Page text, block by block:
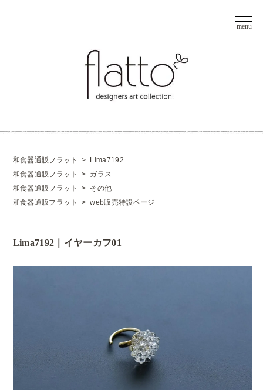
和食器通販フラット >
Lima7192
和食器通販フラット
> ガラス
和食器通販フラット
> その他
和食器通販フラット
>web販売特設ページ
Lima7192｜イヤーカフ01